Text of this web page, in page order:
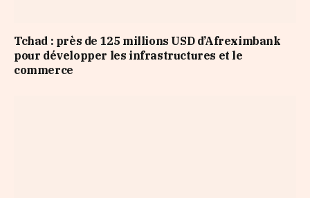
Tchad : près de 125 millions USD d’Afreximbank
pour développer les infrastructures et le
commerce